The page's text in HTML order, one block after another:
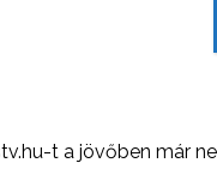
t a jövőben már